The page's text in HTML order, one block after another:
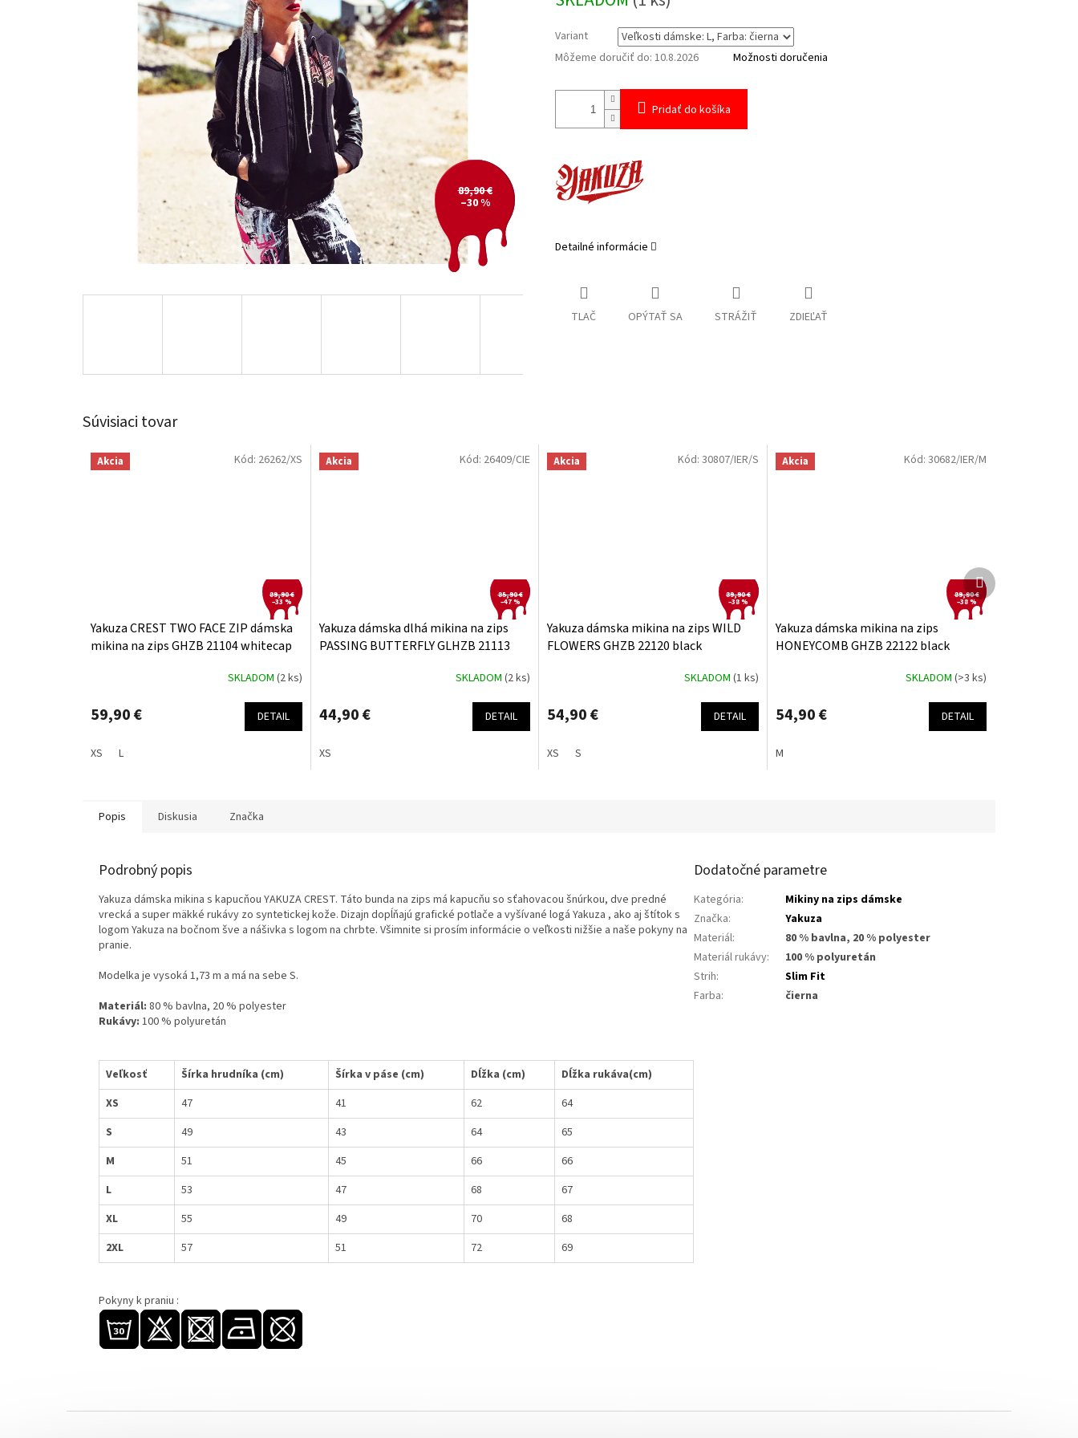
89,90 €
–30 %
Variant
Môžeme doručiť do: 10.8.2026 Možnosti doručenia
Pridať do košíka
Detailné informácie
TLAČ OPÝTAŤ SA STRÁŽIŤ ZDIEĽAŤ
Súvisiaci tovar
Akcia
89,90 €
–33 %
Yakuza CREST TWO FACE ZIP dámska
mikina na zips GHZB 21104 whitecap
SKLADOM (2 ks)
59,90 € DETAIL
XS L
Kód: 26262/XS Akcia
85,90 €
–47 %
Yakuza dámska dlhá mikina na zips
PASSING BUTTERFLY GLHZB 21113
SKLADOM (2 ks)
44,90 € DETAIL
XS
Kód: 26409/CIE Akcia
89,90 €
–38 %
Yakuza dámska mikina na zips WILD
FLOWERS GHZB 22120 black
SKLADOM (1 ks)
54,90 € DETAIL
XS S
Kód: 30807/IER/S Akcia
89,90 €
–38 %
Yakuza dámska mikina na zips
HONEYCOMB GHZB 22122 black
SKLADOM (>3 ks)
54,90 € DETAIL
M
Kód: 30682/IER/M
Ďalší
produkt
Popis Diskusia Značka
Podrobný popis
Yakuza dámska mikina s kapucňou YAKUZA CREST. Táto bunda na zips má kapucňu so sťahovacou šnúrkou, dve predné
vrecká a super mäkké rukávy zo syntetickej kože. Dizajn dopĺňajú grafické potlače a vyšívané logá Yakuza , ako aj štítok s
logom Yakuza na bočnom šve a nášivka s logom na chrbte. Všimnite si prosím informácie o veľkosti nižšie a naše pokyny na
pranie.
Modelka je vysoká 1,73 m a má na sebe S.
Materiál: 80 % bavlna, 20 % polyester
Rukávy: 100 % polyuretán
Veľkosť Šírka hrudníka (cm) Šírka v páse (cm) Dĺžka (cm)
Dĺžka rukáva(cm)
XS
47 41 62
64
S
49 43 64
65
M
51 45 66
66
L
53 47 68
67
XL
55 49 70
68
2XL
57 51 72 69
Pokyny k praniu :
Dodatočné parametre
Kategória:
Mikiny na zips dámske
Značka:
Yakuza
Materiál:
80 % bavlna, 20 % polyester
Materiál rukávy:
100 % polyuretán
Strih:
Slim Fit
Farba: čierna